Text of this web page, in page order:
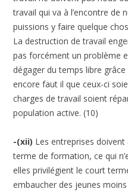
travail qui va à l’encontre de
puissions y faire quelque
La destruction de travail
pas forcément un problème
dégager du temps libre
encore faut il que ceux-ci
charges de travail soient
population active. (10)
-(xii) Les entreprises
terme de formation, ce qui
elles privilégient le court
embaucher des jeunes